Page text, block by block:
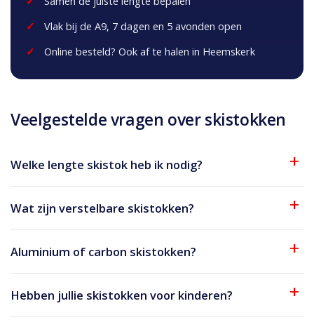
Vlak bij de A9, 7 dagen en 5 avonden open
Online besteld? Ook af te halen in Heemskerk
Veelgestelde vragen over skistokken
Welke lengte skistok heb ik nodig?
Wat zijn verstelbare skistokken?
Aluminium of carbon skistokken?
Hebben jullie skistokken voor kinderen?